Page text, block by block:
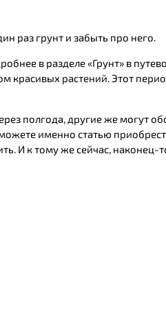
раз грунт и забыть про него.
в разделе «Грунт» в
красивых растений. Этот
полгода, другие же могут
именно статью
И к тому же сейчас, наконец-